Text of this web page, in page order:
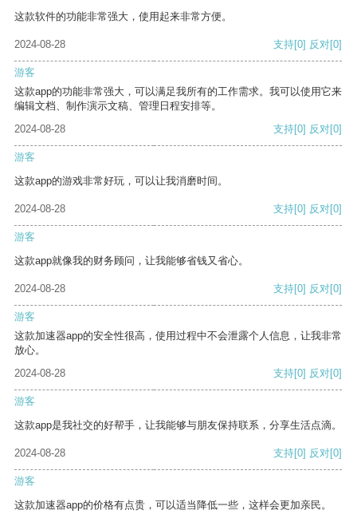
这款软件的功能非常强大，使用起来非常方便。
2024-08-28 支持[0] 反对[0]
游客
这款app的功能非常强大，可以满足我所有的工作需求。我可以使用它来
编辑文档、制作演示文稿、管理日程安排等。
2024-08-28
支持[0] 反对[0]
游客
这款app的游戏非常好玩，可以让我消磨时间。
2024-08-28 支持[0] 反对[0]
游客
这款app就像我的财务顾问，让我能够省钱又省心。
2024-08-28 支持[0] 反对[0]
游客
这款加速器app的安全性很高，使用过程中不会泄露个人信息，让我非常
放心。
2024-08-28
支持[0] 反对[0]
游客
这款app是我社交的好帮手，让我能够与朋友保持联系，分享生活点滴。
2024-08-28 支持[0] 反对[0]
游客
这款加速器app的价格有点贵，可以适当降低一些，这样会更加亲民。